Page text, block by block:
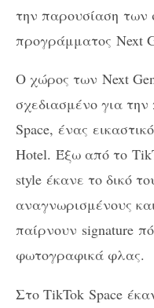
την παρουσίαση των
προγράμματος Next
Ο χώρος των Next
σχεδιασμένο για την
Space, ένας
Hotel. Έξω από το
style έκανε το δικό
αναγνωρισμένους
παίρνουν signature
φωτογραφικά φλας.
Στο TikTok Space